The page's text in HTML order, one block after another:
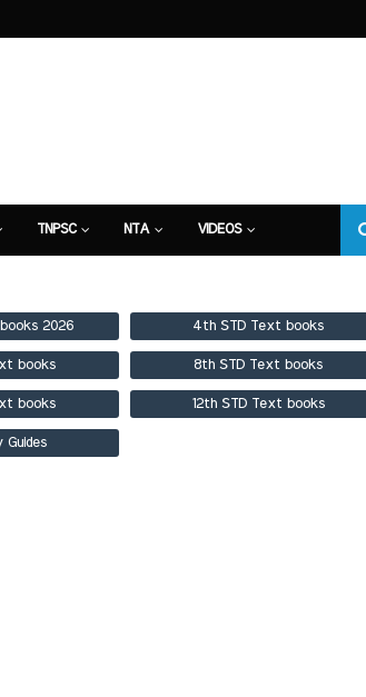
TNPSC NTA VIDEOS
2026 4th STD Text books
books 8th STD Text books
books 12th STD Text books
Guides